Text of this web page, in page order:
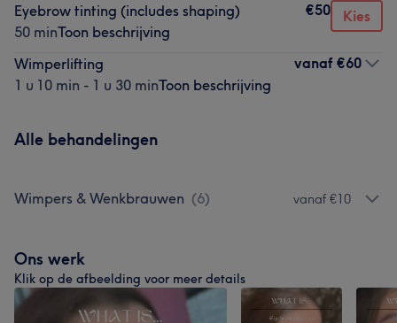
Eyebrow tinting (includes shaping)
50 minToon beschrijving
€50 Kies
Wimperlifting
1 u 10 min - 1 u 30 minToon beschrijving
vanaf €60
Alle behandelingen
Wimpers & Wenkbrauwen (6) vanaf €10
Ons werk
Klik op de afbeelding voor meer details